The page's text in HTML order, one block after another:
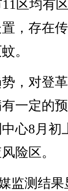
区均有
，存在
。
，对登
一定的
心8月初
险区。
测结果